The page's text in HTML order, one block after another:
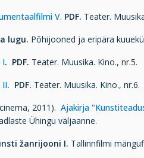
V. PDF. Teater.
lugu. Põhijooned ja eripära
I. PDF. Teater. Muusika. Kino., nr.5.
II. PDF. Teater. Muusika. Kino., nr.6.
2011). Ajakirja
Ühingu väljaanne.
žanrijooni I. Tallinnfilmi